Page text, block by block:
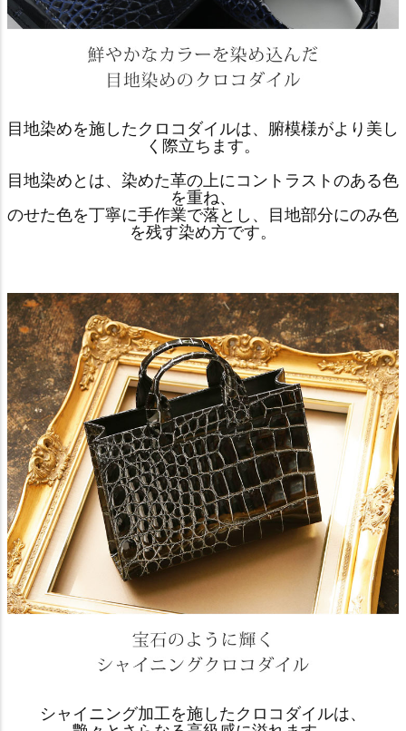
目地染めを施したクロコダイルは、腑模様がより美し
く際立ちます。
目地染めとは、染めた革の上にコントラストのある色
を重ね、
のせた色を丁寧に手作業で落とし、目地部分にのみ色
を残す染め方です。
シャイニング加工を施したクロコダイルは、